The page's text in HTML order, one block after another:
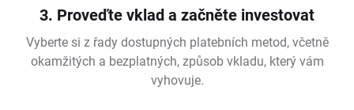
3. Proveďte vklad a začněte investovat
Vyberte si z řady dostupných platebních metod, včetně
okamžitých a bezplatných, způsob vkladu, který vám
vyhovuje.